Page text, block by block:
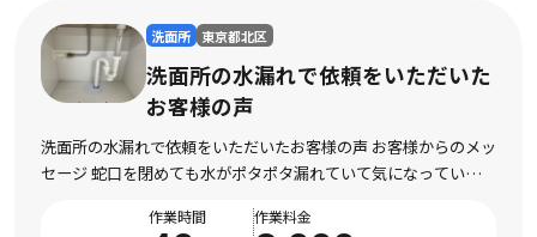
た
のメッ
いまし
洗面所
洗面所の水漏れで依頼をいた
お客様の声
洗面所の水漏れで依頼をいただいたお客様の声 お客様か
セージ 洗面所を使用するたびに水漏れしてしまい、不安
た。 電話対応から作業完了まで丁寧で安心 […]
作業時間